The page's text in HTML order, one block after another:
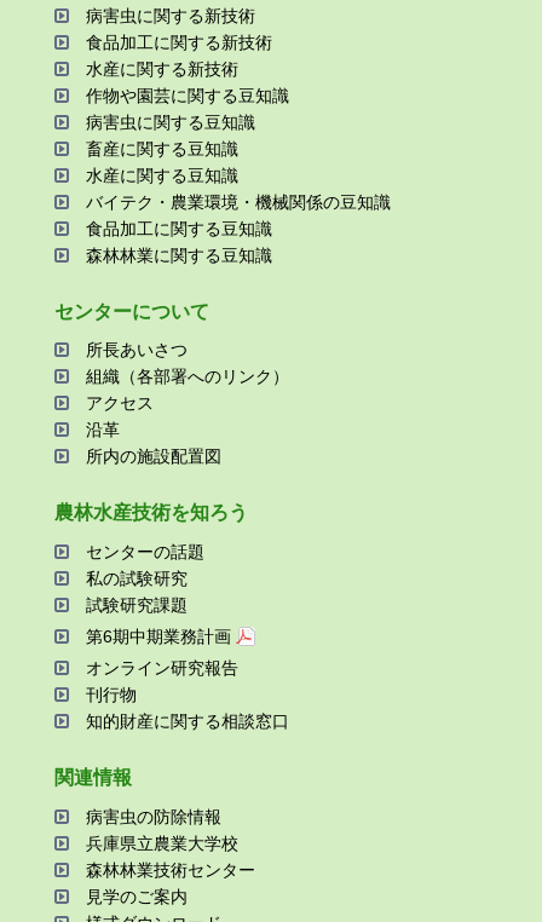
病害⾍に関する新技術
⾷品加⼯に関する新技術
⽔産に関する新技術
作物や園芸に関する⾖知識
病害⾍に関する⾖知識
畜産に関する⾖知識
⽔産に関する⾖知識
バイテク・農業環境・機械関係の⾖知識
⾷品加⼯に関する⾖知識
森林林業に関する⾖知識
センターについて
所⻑あいさつ
組織（各部署へのリンク）
アクセス
沿⾰
所内の施設配置図
農林⽔産技術を知ろう
センターの話題
私の試験研究
試験研究課題
第6期中期業務計画
オンライン研究報告
刊⾏物
知的財産に関する相談窓⼝
関連情報
病害⾍の防除情報
兵庫県⽴農業⼤学校
森林林業技術センター
⾒学のご案内